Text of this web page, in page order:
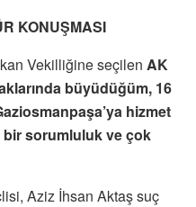
KONUŞMASI
Vekilliğine seçilen AK
büyüdüğüm, 16
hizmet
sorumluluk ve çok
Aziz İhsan Aktaş suç